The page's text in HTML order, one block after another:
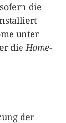
die
unter
die Home-
der